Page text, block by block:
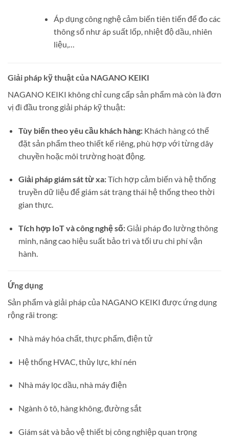
Áp dụng công nghệ cảm biến tiên tiến để đo các
thông số như áp suất lốp, nhiệt độ dầu, nhiên
liệu,…
Giải pháp kỹ thuật của NAGANO KEIKI
NAGANO KEIKI không chỉ cung cấp sản phẩm mà còn là đơn
vị đi đầu trong giải pháp kỹ thuật:
Tùy biến theo yêu cầu khách hàng:Khách hàng có thể
đặt sản phẩm theo thiết kế riêng, phù hợp với từng dây
chuyền hoặc môi trường hoạt động.
Giải pháp giám sát từ xa:Tích hợp cảm biến và hệ thống
truyền dữ liệu để giám sát trạng thái hệ thống theo thời
gian thực.
Tích hợp IoT và công nghệ số:Giải pháp đo lường thông
minh, nâng cao hiệu suất bảo trì và tối ưu chi phí vận
hành.
Ứng dụng
Sản phẩm và giải pháp của NAGANO KEIKI được ứng dụng
rộng rãi trong:
Nhà máy hóa chất, thực phẩm, điện tử
Hệ thống HVAC, thủy lực, khí nén
Nhà máy lọc dầu, nhà máy điện
Ngành ô tô, hàng không, đường sắt
Giám sát và bảo vệ thiết bị công nghiệp quan trọng